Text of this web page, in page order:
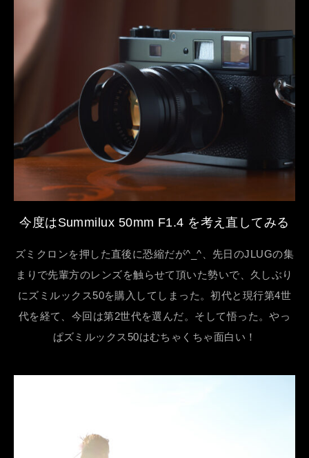
今度はSummilux 50mm F1.4 を考え直してみる
ズミクロンを押した直後に恐縮だが^_^、先日のJLUGの集
まりで先輩方のレンズを触らせて頂いた勢いで、久しぶり
にズミルックス50を購入してしまった。初代と現行第4世
代を経て、今回は第2世代を選んだ。そして悟った。やっ
ぱズミルックス50はむちゃくちゃ面白い！